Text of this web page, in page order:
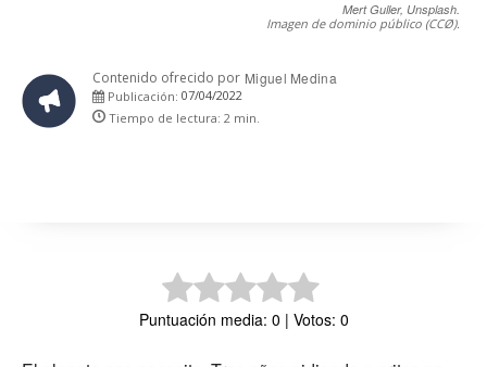
Mert Guller, Unsplash.
Imagen de dominio público (CCØ).
Contenido ofrecido por Miguel Medina
Publicación: 07/04/2022
Tiempo de lectura: 2 min.
Puntuación media: 0 | Votos: 0